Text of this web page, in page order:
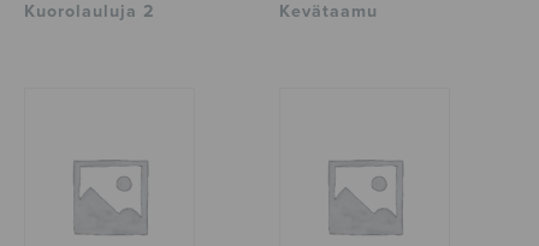
Kuorolauluja 2 Kevätaamu